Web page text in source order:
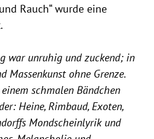
Rauch“ wurde eine
war unruhig und zuckend; in
Massenkunst ohne Grenze.
schmalen Bändchen
Heine, Rimbaud, Exoten,
Mondscheinlyrik und